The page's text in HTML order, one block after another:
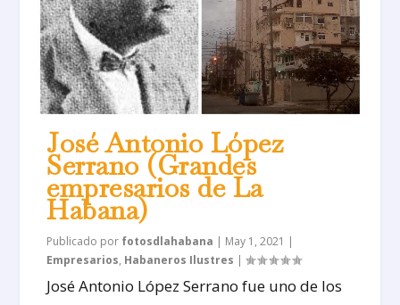
José Antonio López
Serrano (Grandes
empresarios de La
Habana)
Publicado por fotosdlahabana | May 1, 2021 |
Empresarios, Habaneros Ilustres |
José Antonio López Serrano fue uno de los